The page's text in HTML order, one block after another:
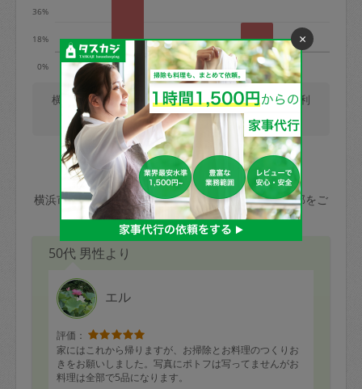
0%
18%
36%
9時 13時
横浜市では、平日9時の利用が最も多く、平日13時の利
用が少ないです。(2026/08/07 時点での更新)
お客様からの口コミ
横浜市のお客様からタスカジさんへのクチコミの一部をご
紹介します。
50代 男性より
エル
評価：
家にはこれから帰りますが、お掃除とお料理のつくりお
きをお願いしました。写真にポトフは写ってませんがお
料理は全部で5品になります。
×